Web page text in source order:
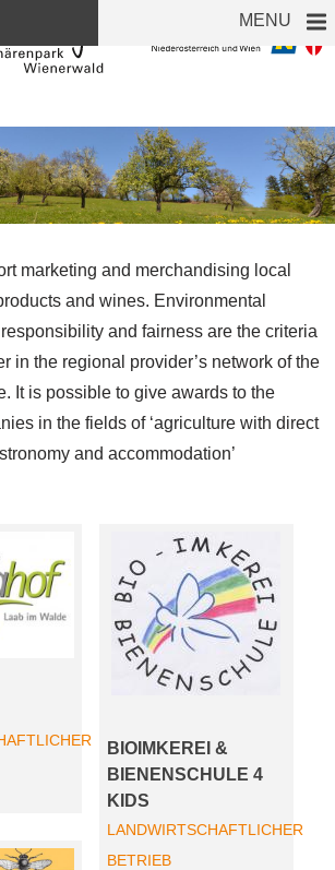
MENU
marketing and merchandising local
and wines. Environmental
and fairness are the criteria
in the regional provider’s network of the
It is possible to give awards to the
in the fields of ‘agriculture with direct
and accommodation’
BIOIMKEREI &
BIENENSCHULE 4
KIDS
LANDWIRTSCHAFTLICHER
BETRIEB